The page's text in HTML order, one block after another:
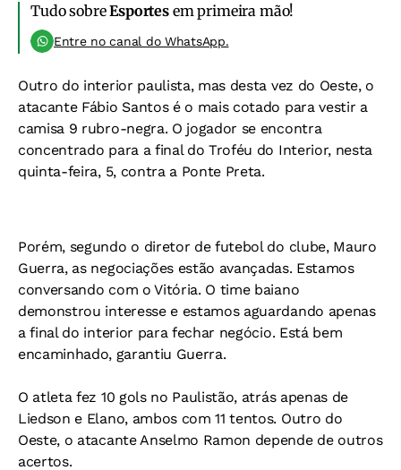
Tudo sobreEsportesem primeira mão!
Entre no canal do WhatsApp.
Outro do interior paulista, mas desta vez do Oeste, o
atacante Fábio Santos é o mais cotado para vestir a
camisa 9 rubro-negra. O jogador se encontra
concentrado para a final do Troféu do Interior, nesta
quinta-feira, 5, contra a Ponte Preta.
Porém, segundo o diretor de futebol do clube, Mauro
Guerra, as negociações estão avançadas. Estamos
conversando com o Vitória. O time baiano
demonstrou interesse e estamos aguardando apenas
a final do interior para fechar negócio. Está bem
encaminhado, garantiu Guerra.
O atleta fez 10 gols no Paulistão, atrás apenas de
Liedson e Elano, ambos com 11 tentos. Outro do
Oeste, o atacante Anselmo Ramon depende de outros
acertos.